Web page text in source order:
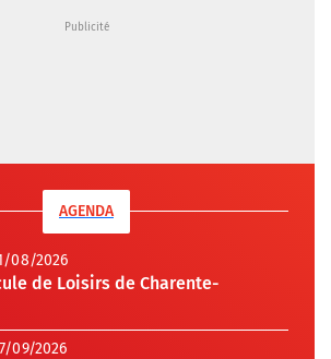
AGENDA
08/2026
de Loisirs de Charente-
09/2026